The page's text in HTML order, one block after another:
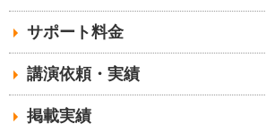
サポート料金
講演依頼・実績
掲載実績